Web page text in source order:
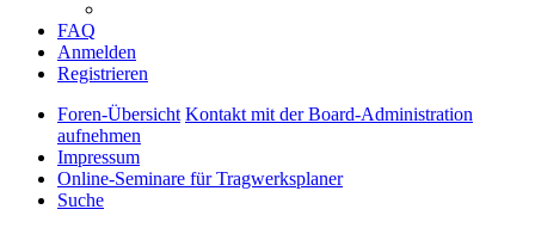
FAQ
Anmelden
Registrieren
Foren-Übersicht Kontakt mit der Board-Administration
aufnehmen
Impressum
Online-Seminare für Tragwerksplaner
Suche